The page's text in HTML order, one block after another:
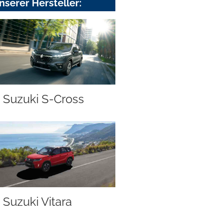
Hersteller:
Suzuki S-Cross
Suzuki Vitara